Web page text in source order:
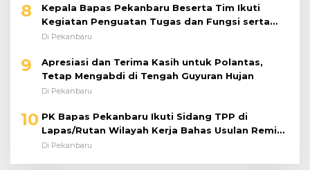
8
Kepala Bapas Pekanbaru Beserta Tim Ikuti
Kegiatan Penguatan Tugas dan Fungsi serta
Paparan Penempatan WBP ke Lapas Terbuka
Di Pekanbaru
9
Apresiasi dan Terima Kasih untuk Polantas,
Tetap Mengabdi di Tengah Guyuran Hujan
Di Pekanbaru
10 PK Bapas Pekanbaru Ikuti Sidang TPP di
Lapas/Rutan Wilayah Kerja Bahas Usulan Remisi
Umum Jelang Hari Kemerdekaan
Di Pekanbaru